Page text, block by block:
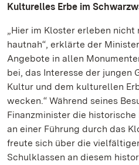
Kulturelles Erbe im
„Hier im Kloster erleben nicht
hautnah“, erklärte der
Angebote in allen
bei, das Interesse der jungen
Kultur und dem kulturellen
wecken.“ Während seines
Finanzminister die
an einer Führung durch das
freute sich über die
Schulklassen an diesem